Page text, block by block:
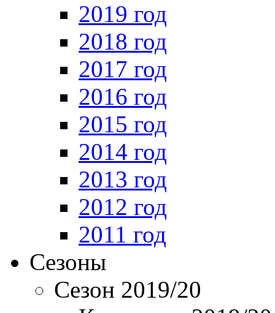
2019 год
2018 год
2017 год
2016 год
2015 год
2014 год
2013 год
2012 год
2011 год
Сезоны
Сезон 2019/20